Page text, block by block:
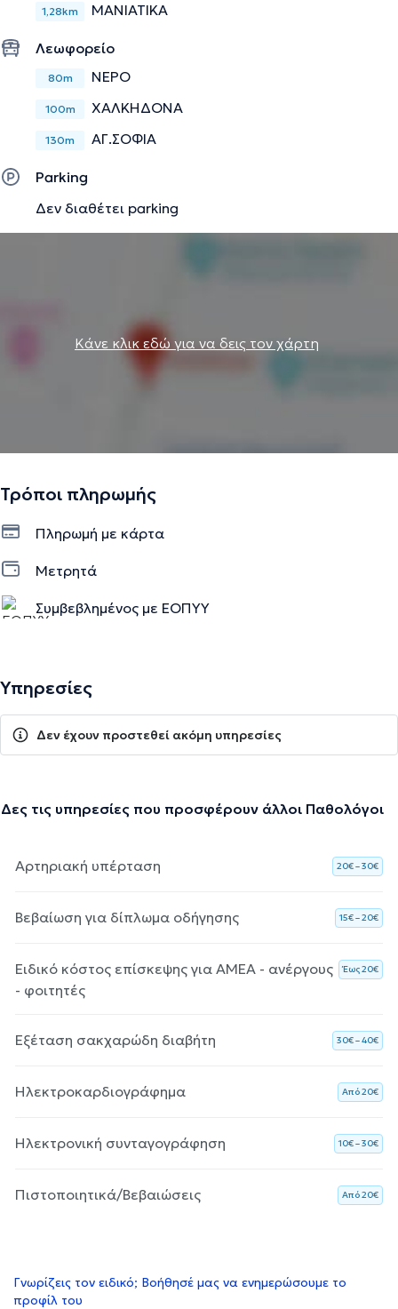
1,28km ΜΑΝΙΑΤΙΚΑ
Λεωφορείο
80m ΝΕΡΟ
100m ΧΑΛΚΗΔΟΝΑ
130m ΑΓ.ΣΟΦΙΑ
Parking
Δεν διαθέτει parking
Κάνε κλικ εδώ για να δεις τον χάρτη
Τρόποι πληρωμής
Πληρωμή με κάρτα
Μετρητά
Συμβεβλημένος με ΕΟΠΥΥ
Υπηρεσίες
Δεν έχουν προστεθεί ακόμη υπηρεσίες
Δες τις υπηρεσίες που προσφέρουν άλλοι Παθολόγοι
Αρτηριακή υπέρταση 20€ – 30€
Βεβαίωση για δίπλωμα οδήγησης 15€ – 20€
Ειδικό κόστος επίσκεψης για ΑΜΕΑ - ανέργους
- φοιτητές
Έως 20€
Εξέταση σακχαρώδη διαβήτη 30€ – 40€
Ηλεκτροκαρδιογράφημα Aπό 20€
Ηλεκτρονική συνταγογράφηση 10€ – 30€
Πιστοποιητικά/Βεβαιώσεις Aπό 20€
Γνωρίζεις τον ειδικό; Βοήθησέ μας να ενημερώσουμε το
προφίλ του